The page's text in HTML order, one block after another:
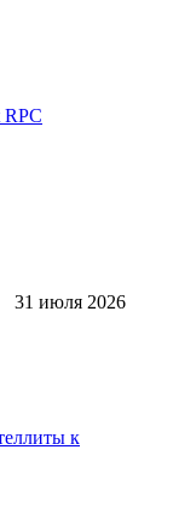
RPC
31 июля 2026
к